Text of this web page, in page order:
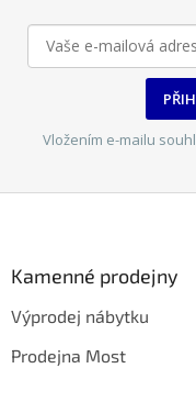
Vložením e-mailu
Kamenné prodejny
Výprodej nábytku
Prodejna Most